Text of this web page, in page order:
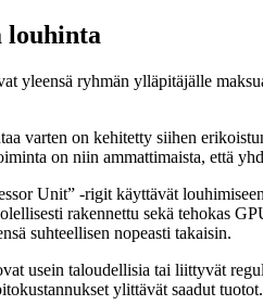
louhinta
yleensä ryhmän ylläpitäjälle
varten on kehitetty siihen
on niin ammattimaista, että
Unit” -rigit käyttävät
rakennettu sekä tehokas
suhteellisen nopeasti takaisin.
usein taloudellisia tai liittyvät
ylittävät saadut tuotot.